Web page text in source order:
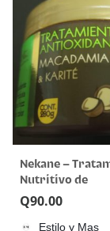
Nekane –
Nutritivo de
Macadamia &
Q90.00
Estilo y Mas